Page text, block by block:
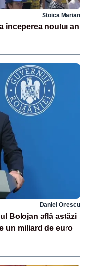
Stoica Marian
începerea noului an
Daniel Onescu
Bolojan află astăzi
un miliard de euro